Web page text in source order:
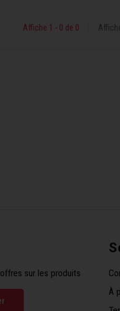
Affiche 1 - 0 de 0
sur les produits
À